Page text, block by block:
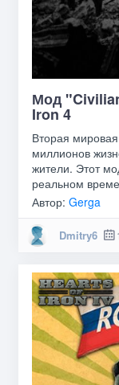
Мод
Iron 4
Вторая
миллионов
жители. Этот
реальном
Автор: Gerga
Dmitry6